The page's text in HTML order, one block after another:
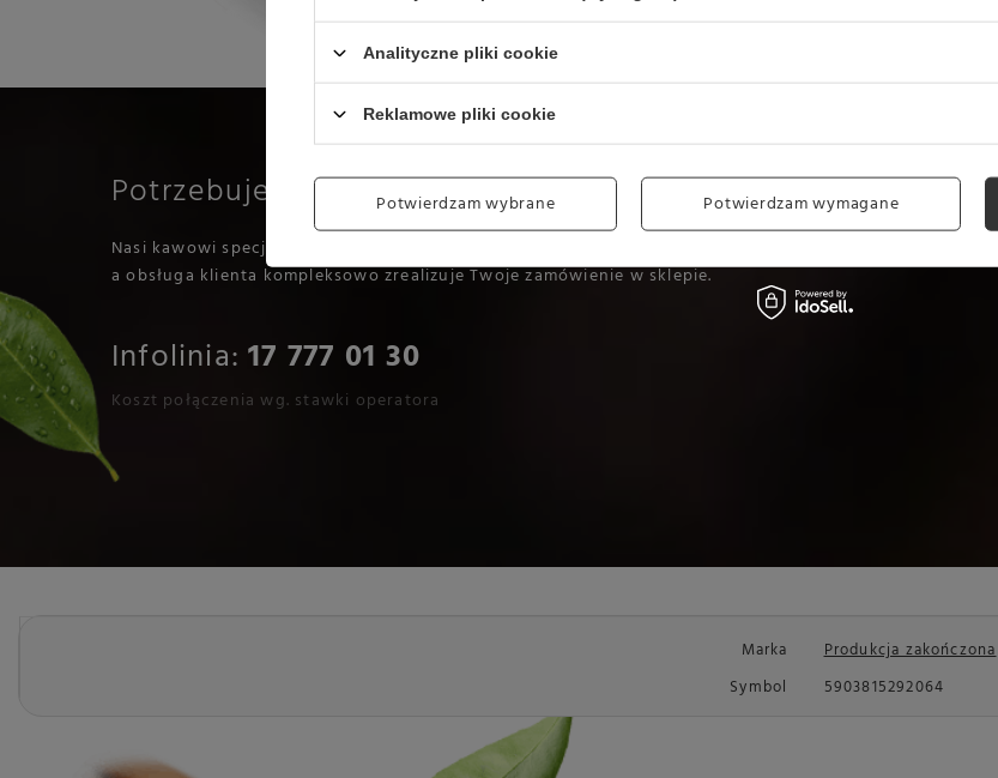
Potrzebujesz pomocy?
Nasi kawowi specjaliści pomogą Ci w odpowiednim doborze kawy,
a obsługa klienta kompleksowo zrealizuje Twoje zamówienie w sklepie.
Infolinia:17 777 01 30
Koszt połączenia wg. stawki operatora
Marka
Produkcja zakończona
Symbol
5903815292064
Analityczne pliki cookie
Reklamowe pliki cookie
Potwierdzam wybrane Potwierdzam wymagane